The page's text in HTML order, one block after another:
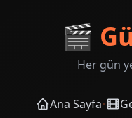
🎬
Her gün
Ana Sayfa•